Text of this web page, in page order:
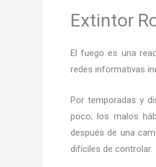
Extintor
El fuego es una
redes informativas
Por temporadas y
poco, los malos
después de una
difíciles de controlar.